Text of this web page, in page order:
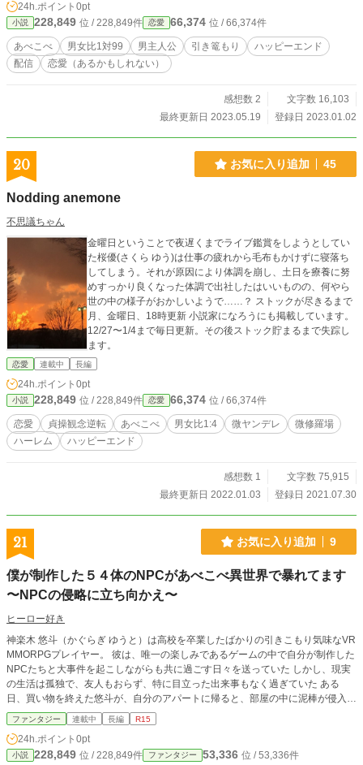
24h.ポイント 0pt
小説 228,849 位 / 228,849件 恋愛 66,374 位 / 66,374件
あべこべ 男女比1対99 男主人公 引き篭もり
ハッピーエンド
配信
恋愛（あるかもしれない）
感想数 2
文字数 16,103
最終更新日 2023.05.19
登録日 2023.01.02
20 お気に入り追加 45
Nodding anemone
不思議ちゃん
金曜日ということで夜遅くまでライブ鑑賞をしようとしてい
た桜優(さくら ゆう)は仕事の疲れから毛布もかけずに寝落ち
してしまう。それが原因により体調を崩し、土日を療養に努
めすっかり良くなった体調で出社したはいいものの、何やら
世の中の様子がおかしいようで……？ ストックが尽きるまで
月、金曜日、18時更新 小説家になろうにも掲載しています。
12/27〜1/4まで毎日更新。その後ストック貯まるまで失踪し
ます。
恋愛 連載中 長編
24h.ポイント 0pt
小説 228,849 位 / 228,849件 恋愛 66,374 位 / 66,374件
恋愛 貞操観念逆転 あべこべ 男女比1:4 微ヤンデレ
微修羅場
ハーレム
ハッピーエンド
感想数 1
文字数 75,915
最終更新日 2022.01.03
登録日 2021.07.30
21 お気に入り追加 9
僕が制作した５４体のNPCがあべこべ異世界で暴れてます
〜NPCの侵略に立ち向かえ〜
ヒーロー好き
神楽木 悠斗（かぐらぎ ゆうと）は高校を卒業したばかりの引きこもり気味なVR
MMORPGプレイヤー。 彼は、唯一の楽しみであるゲームの中で自分が制作した
NPCたちと大事件を起こしながらも共に過ごす日々を送っていた しかし、現実
の生活は孤独で、友人もおらず、特に目立った出来事もなく過ぎていた ある
日、買い物を終えた悠斗が、自分のアパートに帰ると、部屋の中に泥棒が侵入し
ているのを発見する。 泥棒を撃退しようとした瞬間、突然部屋の床が光り、意
識を失ってしまう 気がつくと、見知らぬ荒廃した世界に立っていた 現代に似て
いるが、荒れ果てたこの世界は、彼の知っている現実とはかけ離れていた上に、
自身の姿がゲーム内のキャラクターになっていた。疑問を抱えながら、人がいな
ファンタジー 連載中 長編 R15
24h.ポイント 0pt
小説 228,849 位 / 228,849件 ファンタジー 53,336 位 / 53,336件